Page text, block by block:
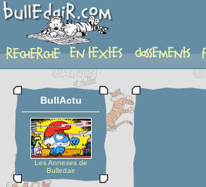
auteur
BullActu
Les Annexes de
Bulledair